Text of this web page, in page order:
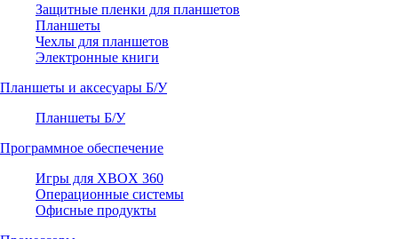
Защитные пленки для планшетов
Планшеты
Чехлы для планшетов
Электронные книги
Планшеты и аксесуары Б/У
Планшеты Б/У
Программное обеспечение
Игры для XBOX 360
Операционные системы
Офисные продукты